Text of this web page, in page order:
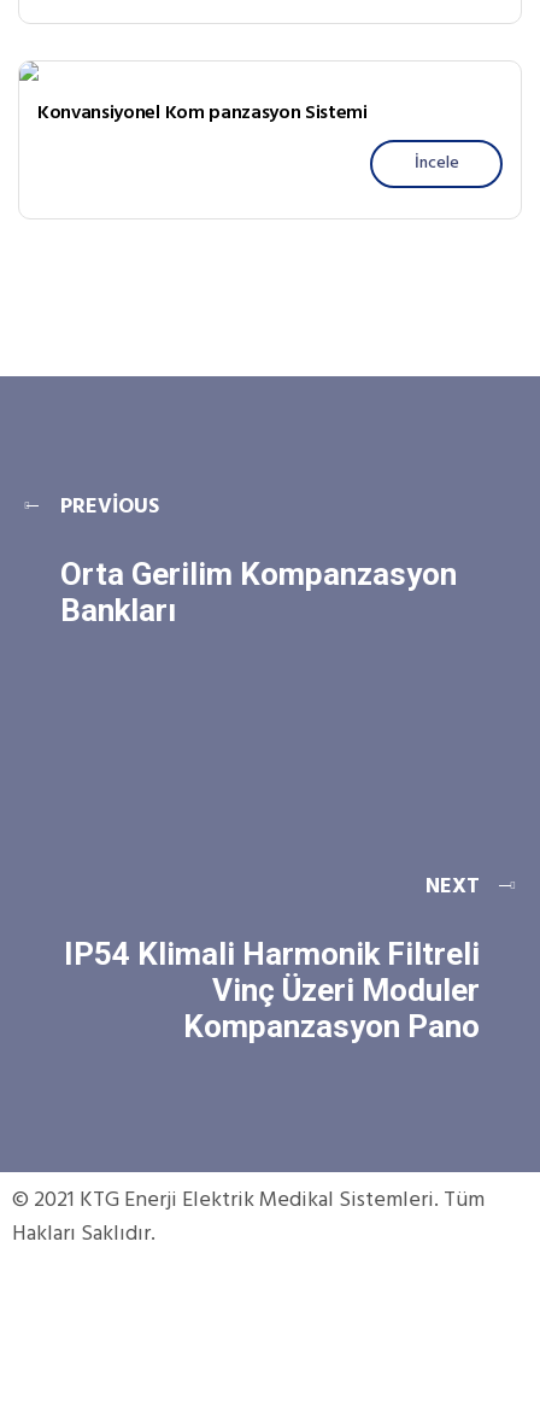
Konvansiyonel Kom panzasyon Sistemi
İncele
PREVIOUS
Orta Gerilim Kompanzasyon
Bankları
NEXT
IP54 Klimali Harmonik Filtreli
Vinç Üzeri Moduler
Kompanzasyon Pano
© 2021 KTG Enerji Elektrik Medikal Sistemleri. Tüm
Hakları Saklıdır.